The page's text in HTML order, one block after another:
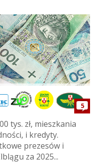
5
tys. zł, mieszkania
i kredyty.
prezesów i
za 2025...